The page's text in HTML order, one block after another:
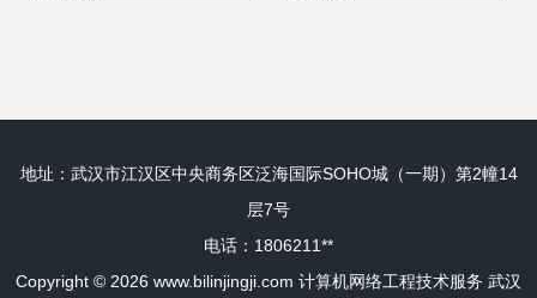
地址：武汉市江汉区中央商务区泛海国际SOHO城（一期）第2幢14
层7号
电话：1806211**
Copyright © 2026 www.bilinjingji.com 计算机网络工程技术服务 武汉